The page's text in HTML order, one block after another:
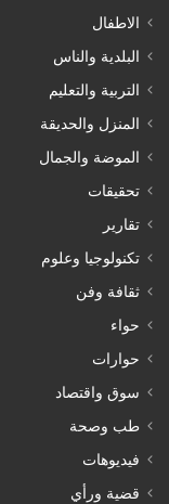
الاطفال
البلدية والناس
التربية والتعليم
المنزل والحديقة
الموضة والجمال
تحقيقات
تقارير
تكنولوجيا وعلوم
ثقافة وفن
حواء
حوارات
سوق واقتصاد
طب وصحة
فيديوهات
قضية ورأي